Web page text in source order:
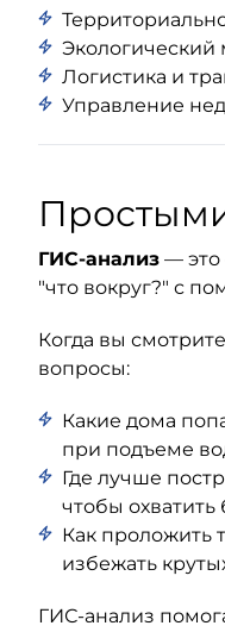
Экологический
Логистика и
Управление
ГИС-анализ — это
"что вокруг?" с
Когда вы
вопросы:
Какие дома
при подъеме
Где лучше
чтобы
Как проложить
избежать
ГИС-анализ